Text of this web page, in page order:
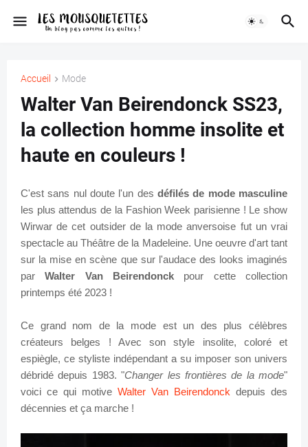
Accueil Mode
Walter Van Beirendonck SS23,
la collection homme insolite et
haute en couleurs !
C'est sans nul doute l'un des défilés de mode masculine
les plus attendus de la Fashion Week parisienne ! Le show
Wirwar de cet outsider de la mode anversoise fut un vrai
spectacle au Théâtre de la Madeleine. Une oeuvre d'art tant
sur la mise en scène que sur l'audace des looks imaginés
parWalter Van Beirendonck
pour cette collection
printemps été 2023 !
Ce grand nom de la mode est un des plus célèbres
créateurs belges ! Avec son style insolite, coloré et
espiègle, ce styliste indépendant a su imposer son univers
débridé depuis 1983. "Changer les frontières de la mode"
voici ce qui motive Walter Van Beirendonck depuis des
décennies et ça marche !